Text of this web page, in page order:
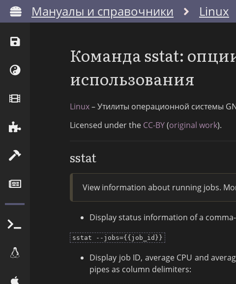
Мануалы и справочники Linux
Команда sstat:
использования
Linux– Утилиты операционной системы
Licensed under the CC-BY(original work).
sstat
View information about running jobs.
Display status information of a
sstat --jobs={{job_id}}
Display job ID, average CPU and
pipes as column delimiters: